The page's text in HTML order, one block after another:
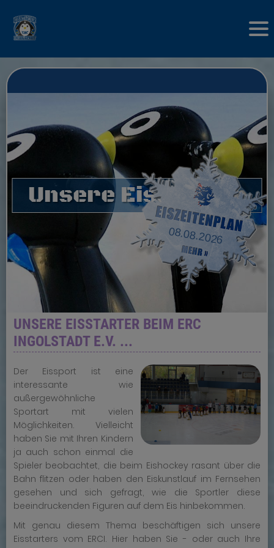
08.08.2026
Unsere Eisstarter
UNSERE EISSTARTER BEIM ERC
INGOLSTADT E.V. ...
Der Eissport ist eine
interessante wie
außergewöhnliche
Sportart mit vielen
Möglichkeiten. Vielleicht
haben Sie mit Ihren Kindern
ja auch schon einmal die
Spieler beobachtet, die beim Eishockey rasant über die
Bahn flitzen oder haben den Eiskunstlauf im Fernsehen
gesehen und sich gefragt, wie die Sportler diese
beeindruckenden Figuren auf dem Eis hinbekommen.
Mit genau diesem Thema beschäftigen sich unsere
Eisstarters vom ERCI. Hier haben Sie - oder auch Ihre